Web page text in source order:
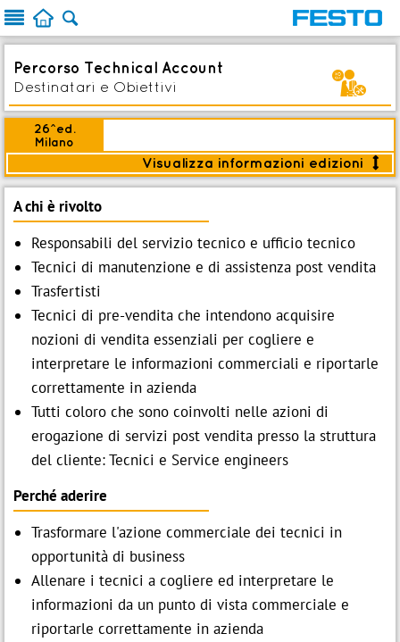
  
A chi è rivolto
Responsabili del servizio tecnico e ufficio tecnico
Tecnici di manutenzione e di assistenza post vendita
Trasfertisti
Tecnici di pre-vendita che intendono acquisire
nozioni di vendita essenziali per cogliere e
interpretare le informazioni commerciali e riportarle
correttamente in azienda
Tutti coloro che sono coinvolti nelle azioni di
erogazione di servizi post vendita presso la struttura
del cliente: Tecnici e Service engineers
Perché aderire
Trasformare l'azione commerciale dei tecnici in
opportunità di business
Allenare i tecnici a cogliere ed interpretare le
informazioni da un punto di vista commerciale e
riportarle correttamente in azienda
26^ed.
Milano
Visualizza informazioni edizioni 
Modalità:Aula <
Avvio:13 Ott 2026
Durata:4gg (32 ore)
:Piano date
Iscrizione entro:
Iscriviti
Modulo d'iscrizioneIT
Assago (MI)
contatti@festo.com
Percorso Technical Account
Destinatari e Obiettivi
z